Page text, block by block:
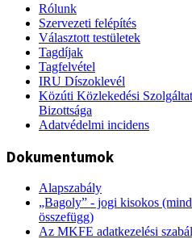
Rólunk
Szervezeti felépítés
Választott testületek
Tagdíjak
Tagfelvétel
IRU Díszoklevél
Közúti Közlekedési
Bizottsága
Adatvédelmi incidens
Dokumentumok
Alapszabály
„Bagoly” - jogi kisokos
összefügg)
Az MKFE adatkezelési